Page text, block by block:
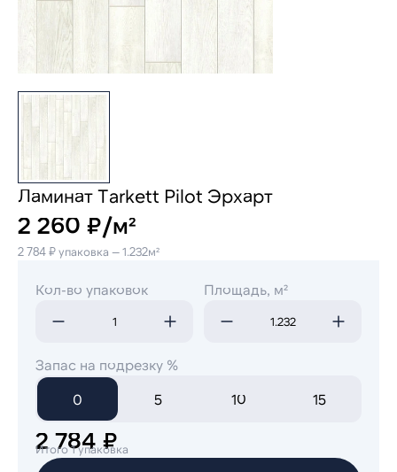
Ламинат Tarkett Pilot Эрхарт
2 260 ₽/м²
2 784 ₽ упаковка — 1.232м²
Кол-во упаковок Площадь, м²
Запас на подрезку %
0 5 10 15
2 784 ₽
Итого 1 упаковка